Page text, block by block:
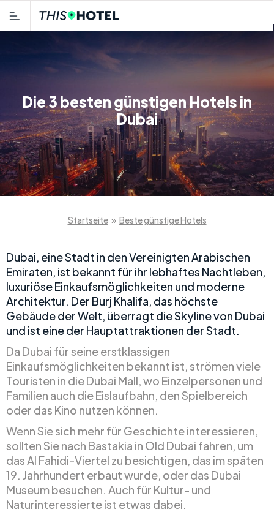
Die 3 besten günstigen Hotels in
Dubai
Startseite » Beste günstige Hotels
Dubai, eine Stadt in den Vereinigten Arabischen
Emiraten, ist bekannt für ihr lebhaftes Nachtleben,
luxuriöse Einkaufsmöglichkeiten und moderne
Architektur. Der Burj Khalifa, das höchste
Gebäude der Welt, überragt die Skyline von Dubai
und ist eine der Hauptattraktionen der Stadt.
Da Dubai für seine erstklassigen
Einkaufsmöglichkeiten bekannt ist, strömen viele
Touristen in die Dubai Mall, wo Einzelpersonen und
Familien auch die Eislaufbahn, den Spielbereich
oder das Kino nutzen können.
Wenn Sie sich mehr für Geschichte interessieren,
sollten Sie nach Bastakia in Old Dubai fahren, um
das Al Fahidi-Viertel zu besichtigen, das im späten
19. Jahrhundert erbaut wurde, oder das Dubai
Museum besuchen. Auch für Kultur- und
Naturinteressierte ist etwas dabei.